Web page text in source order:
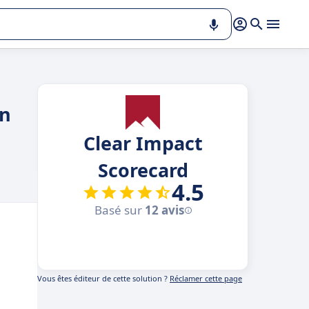
Clear Impact
Scorecard
4.5
Basé sur 12 avis
Vous êtes éditeur de cette solution ? Réclamer cette page